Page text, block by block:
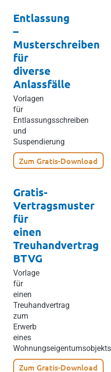
Entlassung
–
Musterschreiben
für
diverse
Anlassfälle
Vorlagen
für
Entlassungsschreiben
und
Suspendierung
Zum Gratis-Download
Gratis-
Vertragsmuster
für
einen
Treuhandvertrag
BTVG
Vorlage
für
einen
Treuhandvertrag
zum
Erwerb
eines
Wohnungseigentumsobjekts
Zum Gratis-Download